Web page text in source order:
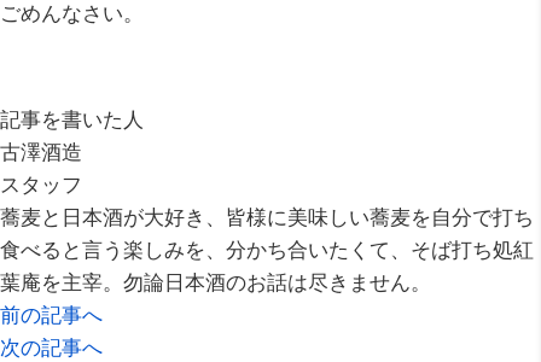
ごめんなさい。
記事を書いた人
古澤酒造
スタッフ
蕎麦と日本酒が大好き、皆様に美味しい蕎麦を自分で打ち
食べると言う楽しみを、分かち合いたくて、そば打ち処紅
葉庵を主宰。勿論日本酒のお話は尽きません。
前の記事へ
次の記事へ